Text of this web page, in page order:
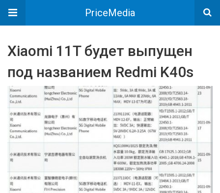
PriceMedia
Xiaomi 11T будет выпущен
под названием Redmi K40s